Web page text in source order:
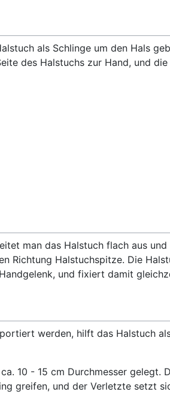
als Schlinge um den Hals
des Halstuchs zur Hand, und
man das Halstuch flach aus
Richtung Halstuchspitze. Die
und fixiert damit
werden, hilft das Halstuch
10 - 15 cm Durchmesser gelegt.
greifen, und der Verletzte setzt